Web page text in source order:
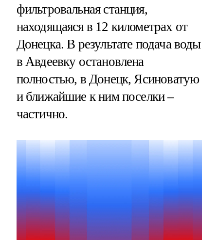
фильтровальная станция,
находящаяся в 12 километрах от
Донецка. В результате подача воды
в Авдеевку остановлена
полностью, в Донецк, Ясиноватую
и ближайшие к ним поселки –
частично.